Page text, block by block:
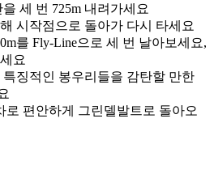
세 번 725m 내려가세요
시작점으로 돌아가 다시 타세요
를 Fly-Line으로 세 번 날아보세요,
요
징적인 봉우리들을 감탄할 만한
로 편안하게 그린델발트로 돌아오